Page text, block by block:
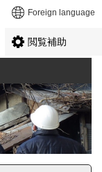
Foreign language
閲覧補助